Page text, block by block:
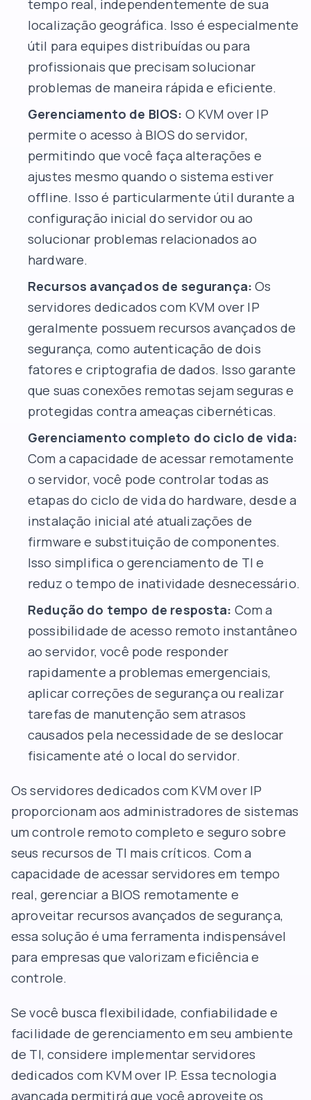
tempo real, independentemente de sua
localização geográfica. Isso é especialmente
útil para equipes distribuídas ou para
profissionais que precisam solucionar
problemas de maneira rápida e eficiente.
Gerenciamento de BIOS: O KVM over IP
permite o acesso à BIOS do servidor,
permitindo que você faça alterações e
ajustes mesmo quando o sistema estiver
offline. Isso é particularmente útil durante a
configuração inicial do servidor ou ao
solucionar problemas relacionados ao
hardware.
Recursos avançados de segurança:Os
servidores dedicados com KVM over IP
geralmente possuem recursos avançados de
segurança, como autenticação de dois
fatores e criptografia de dados. Isso garante
que suas conexões remotas sejam seguras e
protegidas contra ameaças cibernéticas.
Gerenciamento completo do ciclo de vida:
Com a capacidade de acessar remotamente
o servidor, você pode controlar todas as
etapas do ciclo de vida do hardware, desde a
instalação inicial até atualizações de
firmware e substituição de componentes.
Isso simplifica o gerenciamento de TI e
reduz o tempo de inatividade desnecessário.
Redução do tempo de resposta: Com a
possibilidade de acesso remoto instantâneo
ao servidor, você pode responder
rapidamente a problemas emergenciais,
aplicar correções de segurança ou realizar
tarefas de manutenção sem atrasos
causados pela necessidade de se deslocar
fisicamente até o local do servidor.
Os servidores dedicados com KVM over IP
proporcionam aos administradores de sistemas
um controle remoto completo e seguro sobre
seus recursos de TI mais críticos. Com a
capacidade de acessar servidores em tempo
real, gerenciar a BIOS remotamente e
aproveitar recursos avançados de segurança,
essa solução é uma ferramenta indispensável
para empresas que valorizam eficiência e
controle.
Se você busca flexibilidade, confiabilidade e
facilidade de gerenciamento em seu ambiente
de TI, considere implementar servidores
dedicados com KVM over IP. Essa tecnologia
avançada permitirá que você aproveite os